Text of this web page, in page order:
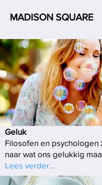
MADISON SQUARE
Geluk
Filosofen en psychologen
naar wat ons gelukkig
Lees verder...